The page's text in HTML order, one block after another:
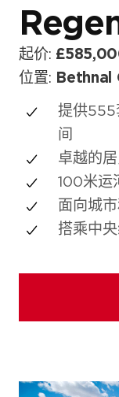
起价:
位置: Bethnal
提供555
间
卓越的
100米运
面向城
搭乘中
外观画廊（10
外观画廊